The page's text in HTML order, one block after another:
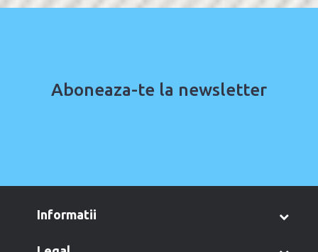
Aboneaza-te la newsletter
informatii